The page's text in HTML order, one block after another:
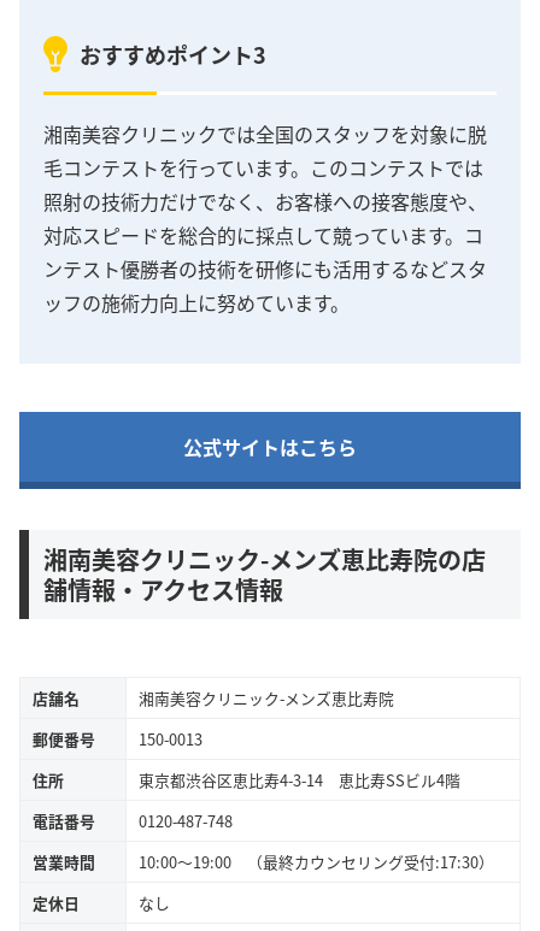
おすすめポイント3
湘南美容クリニックでは全国のスタッフを対象に脱
毛コンテストを行っています。このコンテストでは
照射の技術力だけでなく、お客様への接客態度や、
対応スピードを総合的に採点して競っています。コ
ンテスト優勝者の技術を研修にも活用するなどスタ
ッフの施術力向上に努めています。
公式サイトはこちら
湘南美容クリニック-メンズ恵比寿院の店
舗情報・アクセス情報
店舗名
湘南美容クリニック-メンズ恵比寿院
郵便番号
150-0013
住所
東京都渋谷区恵比寿4-3-14 恵比寿SSビル4階
電話番号
0120-487-748
営業時間
10:00～19:00 （最終カウンセリング受付:17:30）
定休日
なし